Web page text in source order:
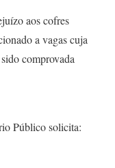
aos cofres
a vagas cuja
comprovada
Público solicita: